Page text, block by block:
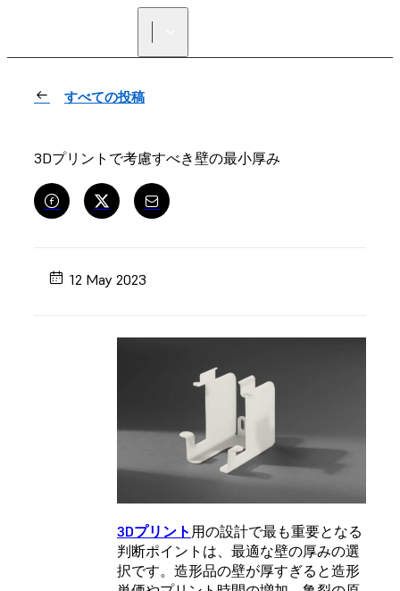
すべての投稿
3Dプリントで考慮すべき壁の最小厚み
12 May 2023
3Dプリント 用の設計で最も重要となる
判断ポイントは、最適な壁の厚みの選
択です。造形品の壁が厚すぎると造形